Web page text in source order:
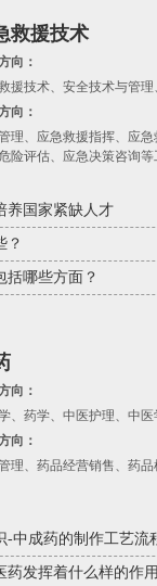
救援技术
向：
援技术、安全技术与管理
向：
理、应急救援指挥、应
险评估、应急决策咨询等
养国家紧缺人才
？
括哪些方面？
向：
、药学、中医护理、中医
向：
理、药品经营销售、药品
-中成药的制作工艺流
药发挥着什么样的作